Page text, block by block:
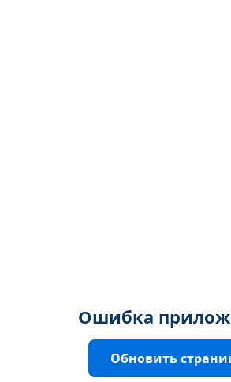
Ошибка
Обновить